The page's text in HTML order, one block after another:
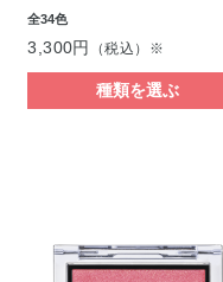
全34色
3,300円 （税込）※
種類を選ぶ